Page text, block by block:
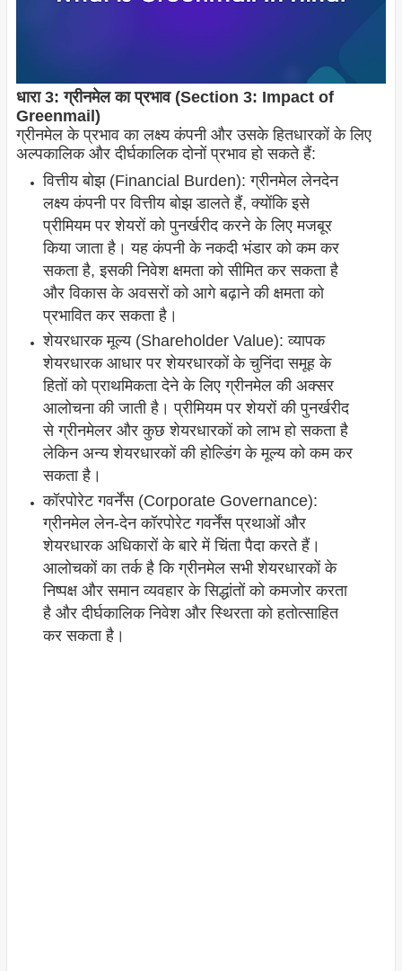
धारा 3: ग्रीनमेल का प्रभाव (Section 3: Impact of
Greenmail)
ग्रीनमेल के प्रभाव का लक्ष्य कंपनी और उसके हितधारकों के लिए
अल्पकालिक और दीर्घकालिक दोनों प्रभाव हो सकते हैं:
वित्तीय बोझ (Financial Burden): ग्रीनमेल लेनदेन
लक्ष्य कंपनी पर वित्तीय बोझ डालते हैं, क्योंकि इसे
प्रीमियम पर शेयरों को पुनर्खरीद करने के लिए मजबूर
किया जाता है। यह कंपनी के नकदी भंडार को कम कर
सकता है, इसकी निवेश क्षमता को सीमित कर सकता है
और विकास के अवसरों को आगे बढ़ाने की क्षमता को
प्रभावित कर सकता है।
शेयरधारक मूल्य (Shareholder Value): व्यापक
शेयरधारक आधार पर शेयरधारकों के चुनिंदा समूह के
हितों को प्राथमिकता देने के लिए ग्रीनमेल की अक्सर
आलोचना की जाती है। प्रीमियम पर शेयरों की पुनर्खरीद
से ग्रीनमेलर और कुछ शेयरधारकों को लाभ हो सकता है
लेकिन अन्य शेयरधारकों की होल्डिंग के मूल्य को कम कर
सकता है।
कॉरपोरेट गवर्नेंस (Corporate Governance):
ग्रीनमेल लेन-देन कॉरपोरेट गवर्नेंस प्रथाओं और
शेयरधारक अधिकारों के बारे में चिंता पैदा करते हैं।
आलोचकों का तर्क है कि ग्रीनमेल सभी शेयरधारकों के
निष्पक्ष और समान व्यवहार के सिद्धांतों को कमजोर करता
है और दीर्घकालिक निवेश और स्थिरता को हतोत्साहित
कर सकता है।